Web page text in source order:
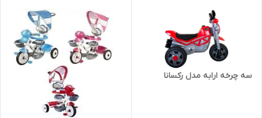
سه چرخه ارابه مدل رکسانا